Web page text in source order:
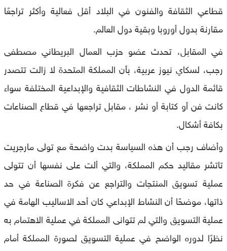
قطاعي الثقافة والفنون في البلاد أقل فعالية وأكثر تراجعًا
مقارنة بدول أوروبا وبقية دول العالم.
في المقابل، تحدث عضو حزب العمال البريطاني مصطفى
رجب، لسكاي نيوز عربية، بأن المملكة المتحدة لا زالت تتصدر
قائمة الدول في النشاطات الثقافية والإبداعية المختلفة سواء
كانت فن أو كتابة أو نشر ، مقابل تراجعها في قطاع الصناعات
بكافة أشكال.
وأضاف رجب أن هذه السياسة بدت واضحة مع تولى مارجريت
تاتشر مقاليد حكم المملكة، والتي ألت على نفسها أن تتولى
عملية تسويق المنتجات والتراجع عن فكرة الصناعة في حد
ذاتها، موضحًا أن النشاط الإبداعي كان أحد الاساليب الهامة في
عملية التسويق والتي لم تتوانى المملكة في عملية الاهتمام به
نظرًا لدوره الواضح في عملية التسويق لصورة المملكة أمام